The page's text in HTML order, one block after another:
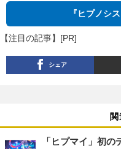
『ヒプノシ
【注目の記事】[PR]
シェア
「ヒプマイ」初